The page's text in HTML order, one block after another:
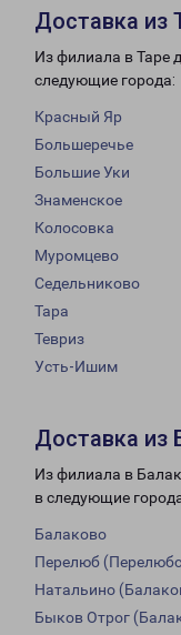
Доставка из
Из филиала в Таре
следующие города:
Красный Яр
Большеречье
Большие Уки
Знаменское
Колосовка
Муромцево
Седельниково
Тара
Тевриз
Усть-Ишим
Доставка из
Из филиала в
в следующие
Балаково
Перелюб
Натальино
Быков Отрог